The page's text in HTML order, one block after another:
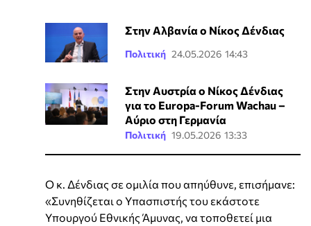
Στην Αλβανία ο Νίκος Δένδιας
Πολιτική 24.05.2026 14:43
Στην Αυστρία ο Νίκος Δένδιας
για το Europa-Forum Wachau –
Αύριο στη Γερμανία
Πολιτική 19.05.2026 13:33
Ο κ. Δένδιας σε ομιλία που απηύθυνε, επισήμανε:
«Συνηθίζεται ο Υπασπιστής του εκάστοτε
Υπουργού Εθνικής Άμυνας, να τοποθετεί μια